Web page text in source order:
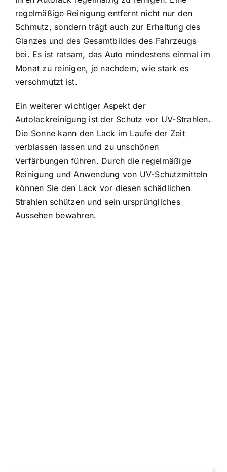
regelmäßige Reinigung entfernt nicht nur den
Schmutz, sondern trägt auch zur Erhaltung des
Glanzes und des Gesamtbildes des Fahrzeugs
bei. Es ist ratsam, das Auto mindestens einmal im
Monat zu reinigen, je nachdem, wie stark es
verschmutzt ist.
Ein weiterer wichtiger Aspekt der
Autolackreinigung ist der Schutz vor UV-Strahlen.
Die Sonne kann den Lack im Laufe der Zeit
verblassen lassen und zu unschönen
Verfärbungen führen. Durch die regelmäßige
Reinigung und Anwendung von UV-Schutzmitteln
können Sie den Lack vor diesen schädlichen
Strahlen schützen und sein ursprüngliches
Aussehen bewahren.